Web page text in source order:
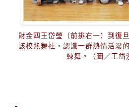
財金四王岱瑩（前排右一）到復
該校熱舞社，認識一群熱情活潑
練舞。（圖／王岱